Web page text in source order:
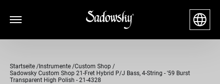
Startseite Instrumente Custom Shop
Sadowsky Custom Shop 21-Fret Hybrid P/J Bass, 4-String - '59 Burst
Transparent High Polish - 21-4328